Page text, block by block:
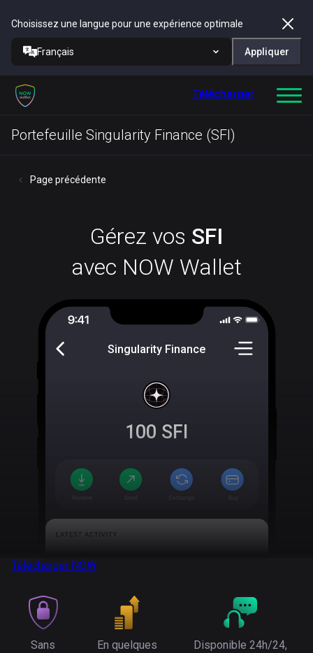
Choisissez une langue pour une expérience optimale
Français Appliquer
Télécharger
Portefeuille Singularity Finance (SFI)
Page précédente
Gérez vos SFI
avec NOW Wallet
Singularity Finance
100 SFI
Télécharger NOW
Sans
En quelques
Disponible 24h/24,